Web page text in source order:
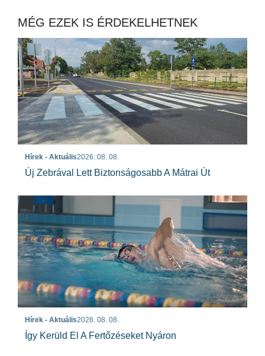
MÉG EZEK IS ÉRDEKELHETNEK
Hírek - Aktuális2026. 08. 08.
Új Zebrával Lett Biztonságosabb A Mátrai Út
Hírek - Aktuális2026. 08. 08.
Így Kerüld El A Fertőzéseket Nyáron